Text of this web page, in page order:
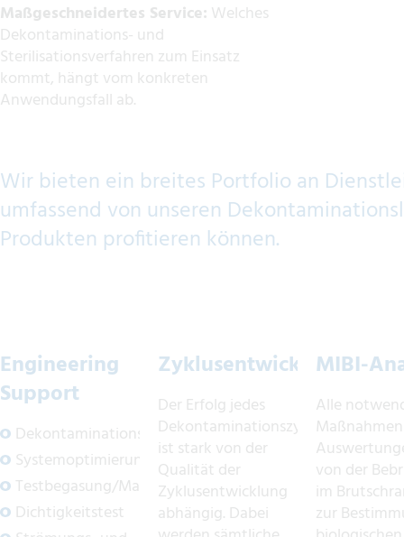
Maßgeschneidertes Service: Welches
Dekontaminations- und
Sterilisationsverfahren zum Einsatz
kommt, hängt vom konkreten
Anwendungsfall ab.
Wir bieten ein breites Portfolio an
umfassend von unseren
Produkten profitieren können.
Engineering
Support
Dekontaminationskonzept
Systemoptimierung
Testbegasung/Materialbeständigkeit
Dichtigkeitstest
Zyklusentwicklung
Der Erfolg jedes
Dekontaminationszyklus
ist stark von der
Qualität der
Zyklusentwicklung
abhängig. Dabei
MIBI-
Alle
von der
im
zur